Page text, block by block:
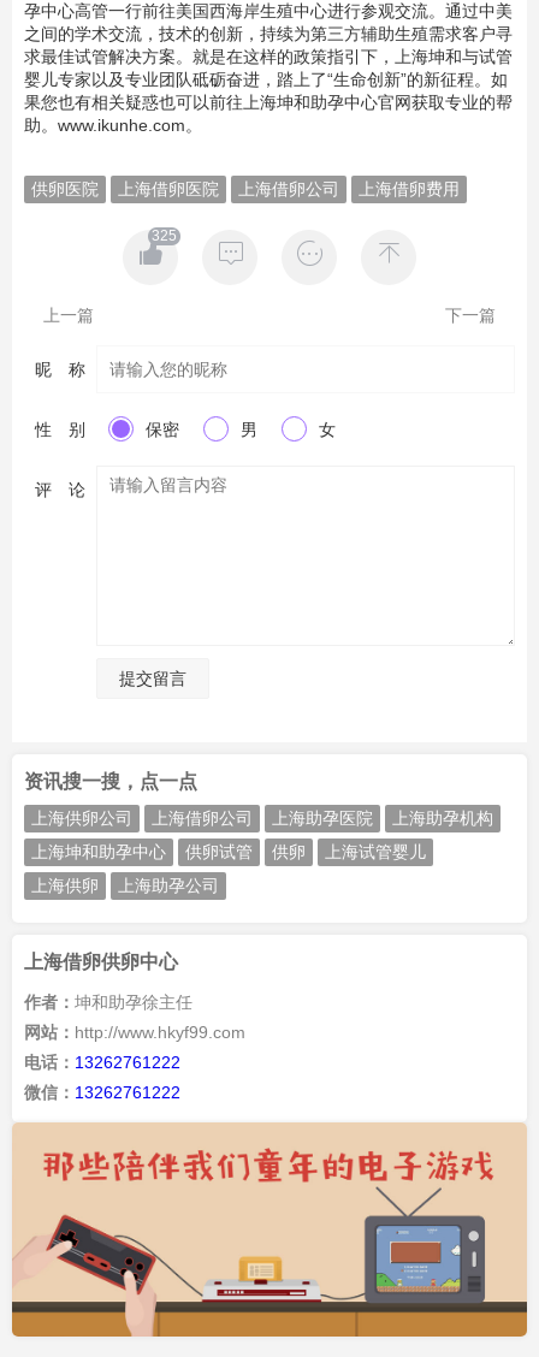
孕中心高管一行前往美国西海岸生殖中心进行参观交流。通过中美
之间的学术交流，技术的创新，持续为第三方辅助生殖需求客户寻
求最佳试管解决方案。就是在这样的政策指引下，上海坤和与试管
婴儿专家以及专业团队砥砺奋进，踏上了“生命创新”的新征程。如
果您也有相关疑惑也可以前往上海坤和助孕中心官网获取专业的帮
助。www.ikunhe.com。
供卵医院 上海借卵医院 上海借卵公司 上海借卵费用

325
  
上一篇 下一篇
昵 称
性 别 保密 男 女
评 论
提交留言
资讯搜一搜，点一点
上海供卵公司 上海借卵公司 上海助孕医院
上海助孕机构
上海坤和助孕中心
供卵试管 供卵
上海试管婴儿
上海供卵
上海助孕公司
上海借卵供卵中心
作者： 坤和助孕徐主任
网站： http://www.hkyf99.com
电话： 13262761222
微信： 13262761222